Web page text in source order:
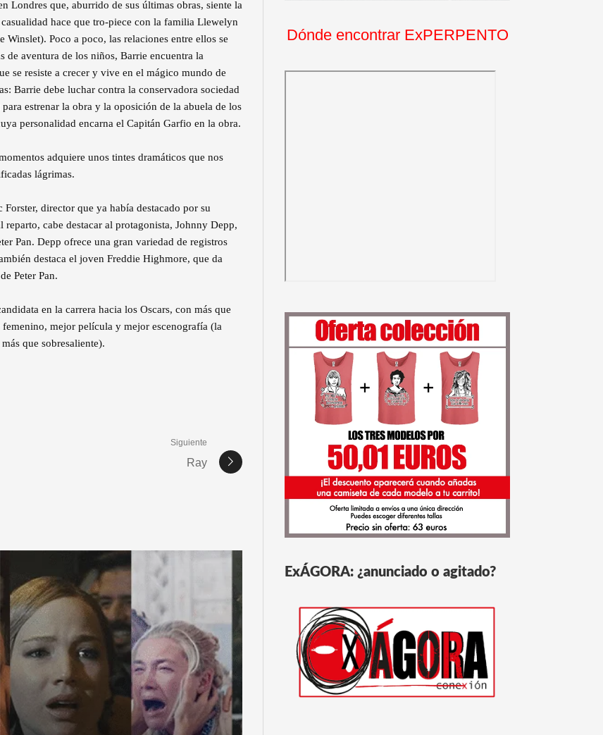
Londres que, aburrido de sus últimas obras, siente la
hace que tro-piece con la familia Llewelyn
Poco a poco, las relaciones entre ellos se
de aventura de los niños, Barrie encuentra la
se resiste a crecer y vive en el mágico mundo de
Barrie debe luchar contra la conservadora sociedad
estrenar la obra y la oposición de la abuela de los
personalidad encarna el Capitán Garfio en la obra.
adquiere unos tintes dramáticos que nos
lágrimas.
director que ya había destacado por su
cabe destacar al protagonista, Johnny Depp,
Pan. Depp ofrece una gran variedad de registros
destaca el joven Freddie Highmore, que da
Peter Pan.
en la carrera hacia los Oscars, con más que
mejor película y mejor escenografía (la
que sobresaliente).
Siguiente
Ray
Dónde encontrar ExPERPENTO
ExÁGORA: ¿anunciado o agitado?